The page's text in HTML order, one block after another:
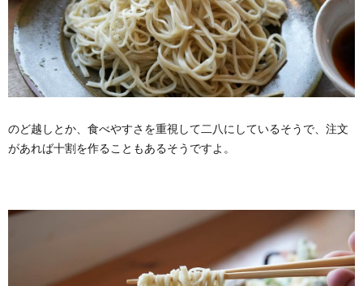
のど越しとか、食べやすさを重視して二八にしているそうで、注文
があれば十割を作ることもあるそうですよ。